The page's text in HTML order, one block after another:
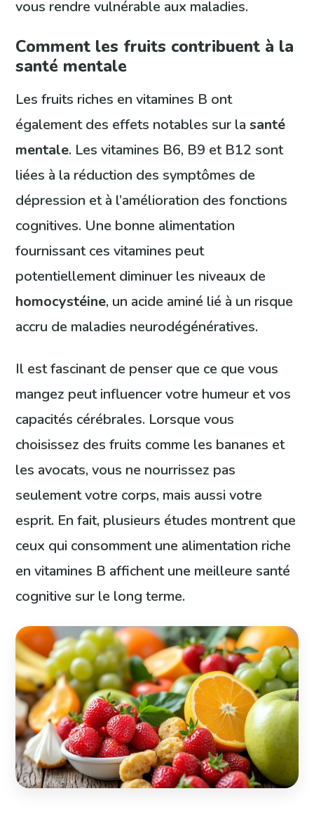
vous rendre vulnérable aux maladies.
Comment les fruits contribuent à la
santé mentale
Les fruits riches en vitamines B ont
également des effets notables sur lasanté
mentale. Les vitamines B6, B9 et B12 sont
liées à la réduction des symptômes de
dépression et à l’amélioration des fonctions
cognitives. Une bonne alimentation
fournissant ces vitamines peut
potentiellement diminuer les niveaux de
homocystéine, un acide aminé lié à un risque
accru de maladies neurodégénératives.
Il est fascinant de penser que ce que vous
mangez peut influencer votre humeur et vos
capacités cérébrales. Lorsque vous
choisissez des fruits comme les bananes et
les avocats, vous ne nourrissez pas
seulement votre corps, mais aussi votre
esprit. En fait, plusieurs études montrent que
ceux qui consomment une alimentation riche
en vitamines B affichent une meilleure santé
cognitive sur le long terme.